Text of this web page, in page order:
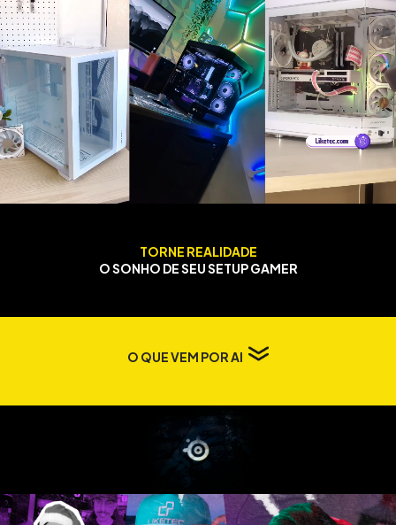
TORNE REALIDADE
O SONHO DE SEU SETUP GAMER
O QUE VEM POR AI